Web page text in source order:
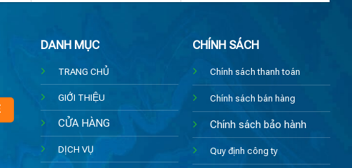
DANH MỤC
TRANG CHỦ
GIỚI THIỆU
CỬA HÀNG
DỊCH VỤ
CHÍNH SÁCH
Chính sách thanh toán
Chính sách bán hàng
Chính sách bảo hành
Quy định công ty